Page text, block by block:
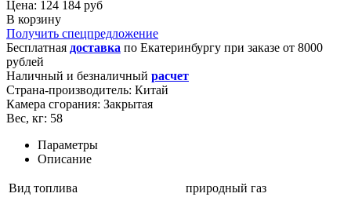
Цена: 124 184 руб
В корзину
Получить спецпредложение
Бесплатная доставка по Екатеринбургу при заказе от 8000
рублей
Наличный и безналичный расчет
Страна-производитель: Китай
Камера сгорания: Закрытая
Вес, кг: 58
Параметры
Описание
Вид топлива
природный газ